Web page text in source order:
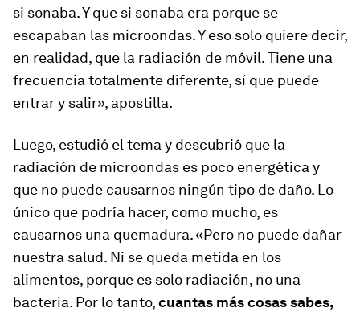
si sonaba. Y que si sonaba era porque se
escapaban las microondas. Y eso solo quiere decir,
en realidad, que la radiación de móvil. Tiene una
frecuencia totalmente diferente, sí que puede
entrar y salir», apostilla.
Luego, estudió el tema y descubrió que la
radiación de microondas es poco energética y
que no puede causarnos ningún tipo de daño. Lo
único que podría hacer, como mucho, es
causarnos una quemadura. «Pero no puede dañar
nuestra salud. Ni se queda metida en los
alimentos, porque es solo radiación, no una
bacteria. Por lo tanto,cuantas más cosas sabes,